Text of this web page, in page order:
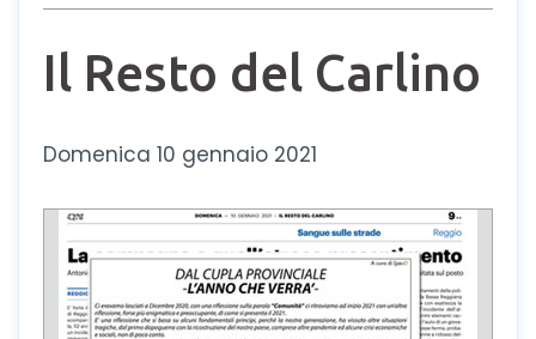
Il Resto del Carlino
Domenica 10 gennaio 2021